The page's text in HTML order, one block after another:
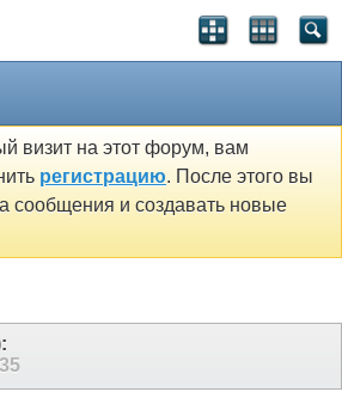
визит на этот форум, вам
регистрацию. После этого вы
сообщения и создавать новые